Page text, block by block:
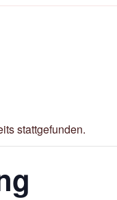
stattgefunden.